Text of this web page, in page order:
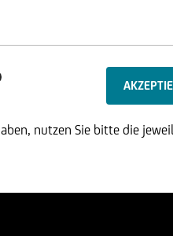
nutzen Sie bitte die